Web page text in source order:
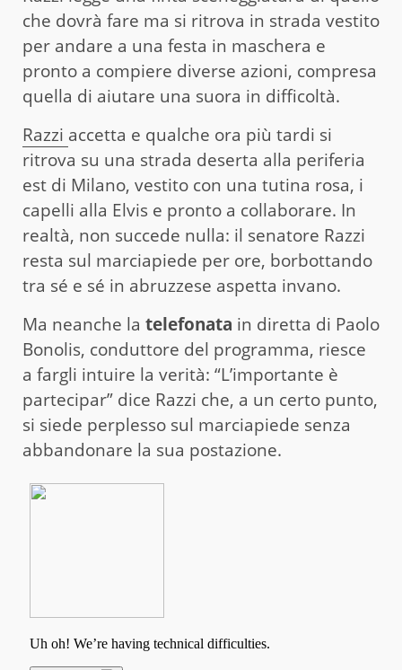
che dovrà fare ma si ritrova in strada vestito
per andare a una festa in maschera e
pronto a compiere diverse azioni, compresa
quella di aiutare una suora in difficoltà.
Razzi accetta e qualche ora più tardi si
ritrova su una strada deserta alla periferia
est di Milano, vestito con una tutina rosa, i
capelli alla Elvis e pronto a collaborare. In
realtà, non succede nulla: il senatore Razzi
resta sul marciapiede per ore, borbottando
tra sé e sé in abruzzese aspetta invano.
Ma neanche la telefonata in diretta di Paolo
Bonolis, conduttore del programma, riesce
a fargli intuire la verità: “L’importante è
partecipar” dice Razzi che, a un certo punto,
si siede perplesso sul marciapiede senza
abbandonare la sua postazione.